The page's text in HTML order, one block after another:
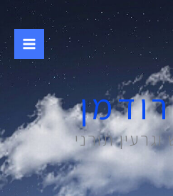
תורני